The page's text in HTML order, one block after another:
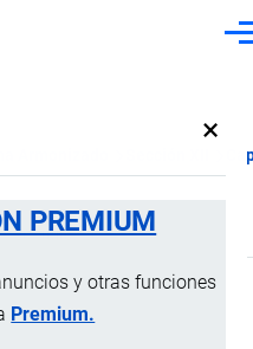
×
PREMIUM
y otras funciones
Premium.
, 20 Julio, 2024